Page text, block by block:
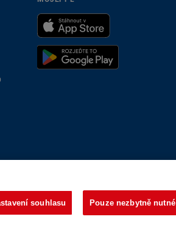
se přizpůsobíme
souhlasu Pouze nezbytně nutné